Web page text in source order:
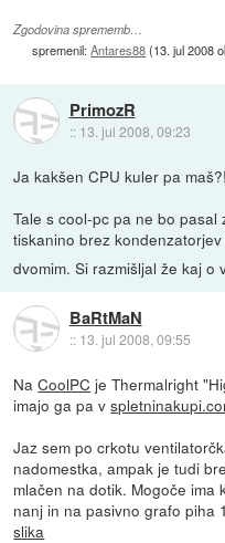
Zgodovina sprememb…
spremenil:Antares88(13. jul 2008
PrimozR
:: 13. jul 2008, 09:23
Ja kakšen CPU kuler pa
Tale s cool-pc pa ne bo
tiskanino brez
dvomim. Si razmišljal že kaj o
BaRtMaN
:: 13. jul 2008, 09:55
NaCoolPC je Thermalright
imajo ga pa v
Jaz sem po crkotu
nadomestka, ampak je tudi
mlačen na dotik. Mogoče ima
nanj in na pasivno grafo piha
slika